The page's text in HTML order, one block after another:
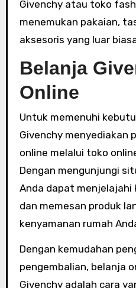
Givenchy atau toko
menemukan pakaian,
aksesoris yang luar
Belanja
Online
Untuk memenuhi
Givenchy menyediakan
online melalui toko
Dengan mengunjungi
Anda dapat menjelajahi
dan memesan produk
kenyamanan rumah
Dengan kemudahan
pengembalian, belanja
Givenchy adalah cara